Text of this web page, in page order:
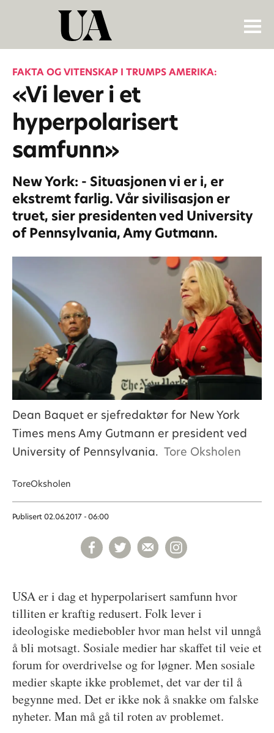
FAKTA OG VITENSKAP I TRUMPS AMERIKA:
«Vi lever i et
hyperpolarisert
samfunn»
New York: - Situasjonen vi er i, er
ekstremt farlig. Vår sivilisasjon er
truet, sier presidenten ved University
of Pennsylvania, Amy Gutmann.
Dean Baquet er sjefredaktør for New York
Times mens Amy Gutmann er president ved
University of Pennsylvania. Tore Oksholen
ToreOksholen
Publisert 02.06.2017 - 06:00
USA er i dag et hyperpolarisert samfunn hvor
tilliten er kraftig redusert. Folk lever i
ideologiske mediebobler hvor man helst vil unngå
å bli motsagt. Sosiale medier har skaffet til veie et
forum for overdrivelse og for løgner. Men sosiale
medier skapte ikke problemet, det var der til å
begynne med. Det er ikke nok å snakke om falske
nyheter. Man må gå til roten av problemet.